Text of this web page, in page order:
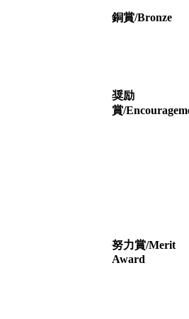
銅賞/Bronze
奨励
賞/
努力賞/Merit
Award